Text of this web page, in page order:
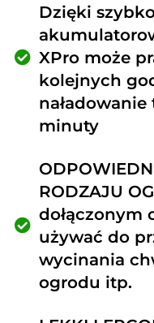
Dzięki
XPro może
kolejnych
minuty
RODZAJU
dołączonym
używać do
wycinania
ogrodu itp.